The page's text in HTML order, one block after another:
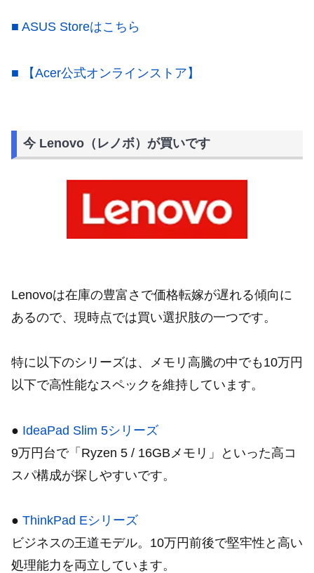
■ ASUS Storeはこちら
■ 【Acer公式オンラインストア】
今 Lenovo（レノボ）が買いです
Lenovoは在庫の豊富さで価格転嫁が遅れる傾向に
あるので、現時点では買い選択肢の一つです。
特に以下のシリーズは、メモリ高騰の中でも10万円
以下で高性能なスペックを維持しています。
● IdeaPad Slim 5シリーズ
9万円台で「Ryzen 5 / 16GBメモリ」といった高コ
スパ構成が探しやすいです。
● ThinkPad Eシリーズ
ビジネスの王道モデル。10万円前後で堅牢性と高い
処理能力を両立しています。